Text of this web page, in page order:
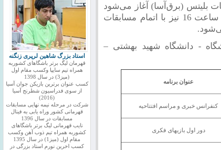
کوتاه از ساعت 14 مسابقات بلیتس (برق‌آسا) آغاز می‌شود
و تا ساعت 16 هر 8 بازی برگزار خواهد شد. ساعت 16 نیز با اتمام مسابقات
- دانشگاه شهید بهشتی –
عنوان برنامه
کنفرانس خبری و مراسم افتتاحیه
دور اول بازیهای فکری
استاد بزرگ شاهین لرپری زنگنه
قهرمان لیگ برتر باشگاهای کشوربه
همراه تیم سایپا وکسب مقام اول
(میز3) در سال 1398
کسب عنوان برترین بازیکن جوان آسیا
از سوی فدراسیون شطرنج آسیا
(2016)
شرکت در مرحله نیمه نهایی مسابقات
قهرمانی کشور وراه یابی به فینال
مسابقات در سال 1396
نایب قهرمانی لیگ برتر باشگاهای
کشوربه همراه تیم ذوب آهن وکسب
مقام اول (میز1) در سال 1395
کسب اخرین نورم استاد بزرگی در